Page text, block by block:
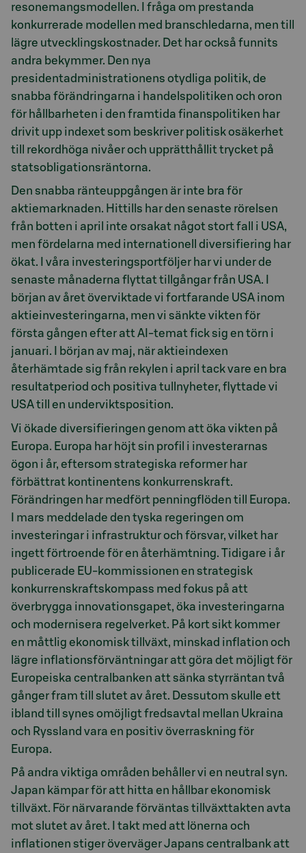
resonemangsmodellen. I fråga om prestanda
konkurrerade modellen med branschledarna, men till
lägre utvecklingskostnader. Det har också funnits
andra bekymmer. Den nya
presidentadministrationens otydliga politik, de
snabba förändringarna i handelspolitiken och oron
för hållbarheten i den framtida finanspolitiken har
drivit upp indexet som beskriver politisk osäkerhet
till rekordhöga nivåer och upprätthållit trycket på
statsobligationsräntorna.
Den snabba ränteuppgången är inte bra för
aktiemarknaden. Hittills har den senaste rörelsen
från botten i april inte orsakat något stort fall i USA,
men fördelarna med internationell diversifiering har
ökat. I våra investeringsportföljer har vi under de
senaste månaderna flyttat tillgångar från USA. I
början av året överviktade vi fortfarande USA inom
aktieinvesteringarna, men vi sänkte vikten för
första gången efter att AI-temat fick sig en törn i
januari. I början av maj, när aktieindexen
återhämtade sig från rekylen i april tack vare en bra
resultatperiod och positiva tullnyheter, flyttade vi
USA till en underviktsposition.
Vi ökade diversifieringen genom att öka vikten på
Europa. Europa har höjt sin profil i investerarnas
ögon i år, eftersom strategiska reformer har
förbättrat kontinentens konkurrenskraft.
Förändringen har medfört penningflöden till Europa.
I mars meddelade den tyska regeringen om
investeringar i infrastruktur och försvar, vilket har
ingett förtroende för en återhämtning. Tidigare i år
publicerade EU-kommissionen en strategisk
konkurrenskraftskompass med fokus på att
överbrygga innovationsgapet, öka investeringarna
och modernisera regelverket. På kort sikt kommer
en måttlig ekonomisk tillväxt, minskad inflation och
lägre inflationsförväntningar att göra det möjligt för
Europeiska centralbanken att sänka styrräntan två
gånger fram till slutet av året. Dessutom skulle ett
ibland till synes omöjligt fredsavtal mellan Ukraina
och Ryssland vara en positiv överraskning för
Europa.
På andra viktiga områden behåller vi en neutral syn.
Japan kämpar för att hitta en hållbar ekonomisk
tillväxt. För närvarande förväntas tillväxttakten avta
mot slutet av året. I takt med att lönerna och
inflationen stiger överväger Japans centralbank att